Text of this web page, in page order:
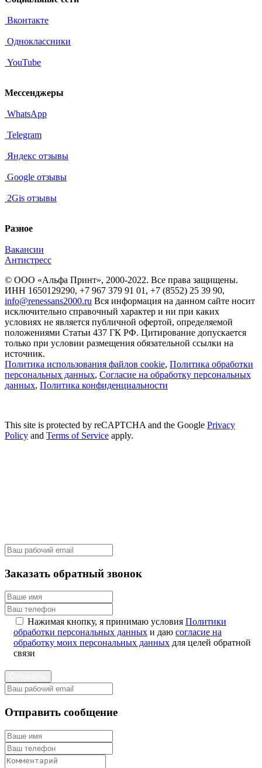
Вконтакте
Одноклассники
YouTube
Мессенджеры
WhatsApp
Telegram
Яндекс отзывы
Google отзывы
2Gis отзывы
Разное
Вакансии
Антистресс
© ООО «Альфа Принт», 2000-2022. Все права защищены.
ИНН 1650129290, +7 967 379 91 01, +7 (8552) 25 39 90,
info@renessans2000.ru Вся информация на данном сайте носит
исключительно справочный характер и ни при каких
условиях не является публичной офертой, определяемой
положениями Статьи 437 ГК РФ. Цитирование допускается
только при условии размещения обязательной ссылки на
источник.
Политика использования файлов cookie, Политика обработки
персональных данных, Согласие на обработку персональных
данных, Политика конфиденциальности
This site is protected by reCAPTCHA and the Google Privacy
Policy and Terms of Service apply.
Заказать обратный звонок
Нажимая кнопку, я принимаю условия Политики
обработки персональных данных и даю согласие на
обработку моих персональных данных для целей обратной
связи
Отправить сообщение